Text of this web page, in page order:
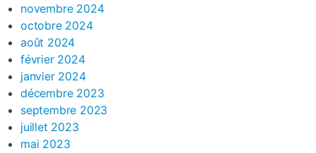
novembre 2024
octobre 2024
août 2024
février 2024
janvier 2024
décembre 2023
septembre 2023
juillet 2023
mai 2023